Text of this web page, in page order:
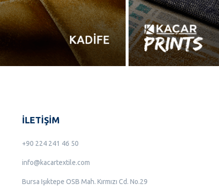
İLETİŞİM
+90 224 241 46 50
info@kacartextile.com
Bursa Işıktepe OSB Mah. Kırmızı Cd. No.29